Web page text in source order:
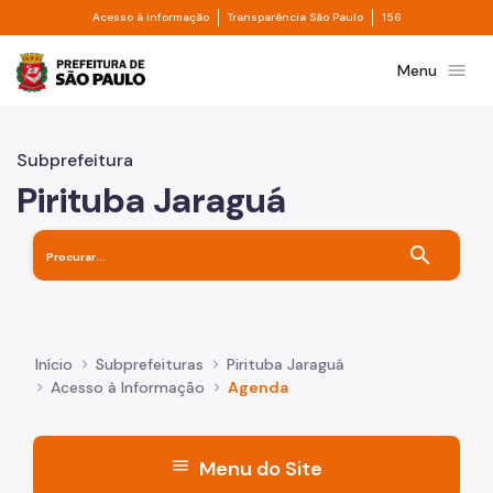
Pular para o Conteúdo principal
Acesso à informação Divisor de acesso à informação
Transparência São Paulo Divisor de
156
Prefeitura de São PauloMenu menu
Subprefeitura
Pirituba Jaraguá
search
Início Subprefeituras
Pirituba Jaraguá
Acesso à Informação
Agenda
menu Menu do Site